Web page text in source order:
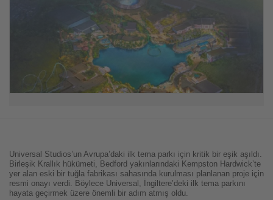
Universal Studios’un Avrupa’daki ilk tema parkı için kritik bir eşik aşıldı.
Birleşik Krallık hükümeti, Bedford yakınlarındaki Kempston Hardwick’te
yer alan eski bir tuğla fabrikası sahasında kurulması planlanan proje için
resmi onayı verdi. Böylece Universal, İngiltere’deki ilk tema parkını
hayata geçirmek üzere önemli bir adım atmış oldu.